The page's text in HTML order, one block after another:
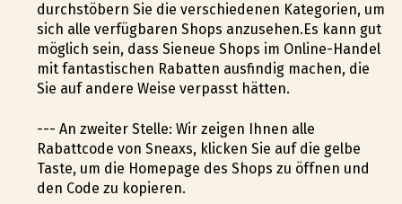
durchstöbern Sie die verschiedenen Kategorien, um
sich alle verfügbaren Shops anzusehen.Es kann gut
möglich sein, dass Sieneue Shops im Online-Handel
mit fantastischen Rabatten ausfindig machen, die
Sie auf andere Weise verpasst hätten.
--- An zweiter Stelle: Wir zeigen Ihnen alle
Rabattcode von Sneaxs, klicken Sie auf die gelbe
Taste, um die Homepage des Shops zu öffnen und
den Code zu kopieren.